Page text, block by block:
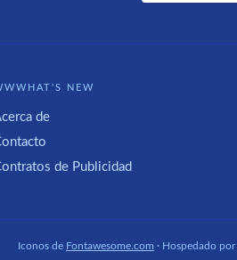
NEW
de
de Publicidad
Iconos de Fontawesome.com · Hospedado por